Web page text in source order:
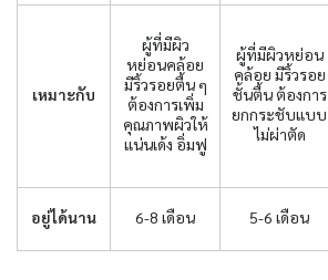
เหมาะกับ
ผู้ที่มีผิว
หย่อนคล้อย
มีริ้วรอยตื้น ๆ
ต้องการเพิ่ม
คุณภาพผิวให้
แน่นเด้ง อิ่มฟู
ผู้ที่มีผิวหย่อน
คล้อย มีริ้วรอย
ชั้นตื้น ต้องการ
ยกกระชับแบบ
ไม่ผ่าตัด
อยู่ได้นาน 6-8 เดือน 5-6 เดือน